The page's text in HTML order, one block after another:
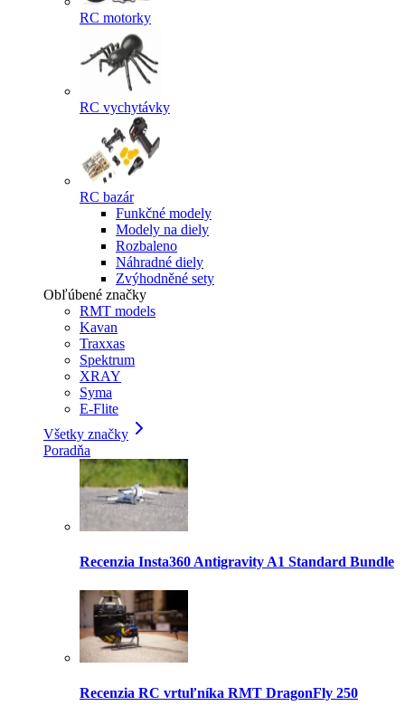
RC motorky
RC vychytávky
RC bazár
Funkčné modely
Modely na diely
Rozbaleno
Náhradné diely
Zvýhodněné sety
Obľúbené značky
RMT models
Kavan
Traxxas
Spektrum
XRAY
Syma
E-Flite
Všetky značky
Poradňa
Recenzia Insta360 Antigravity A1 Standard Bundle
Recenzia RC vrtuľníka RMT DragonFly 250